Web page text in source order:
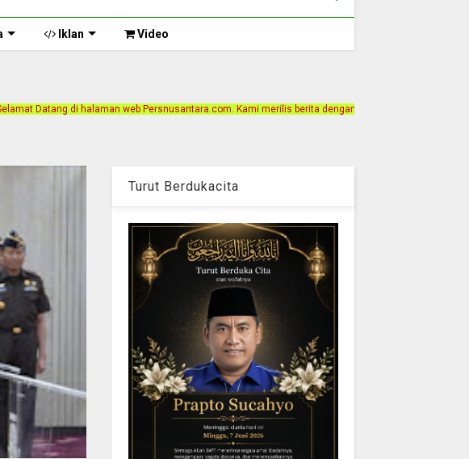
Iklan Video
web Persnusantara.com. Kami merilis berita dengan motto Akurat, Independen, Terpercaya.
Turut Berdukacita